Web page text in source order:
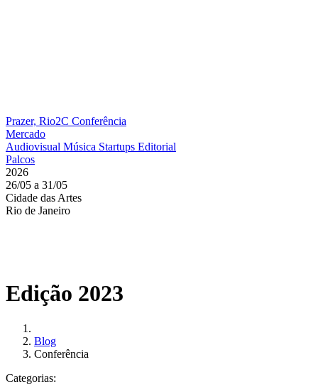
Prazer, Rio2C Conferência
Mercado
Audiovisual Música Startups Editorial
Palcos
2026
26/05 a 31/05
Cidade das Artes
Rio de Janeiro
Edição 2023
Blog
Conferência
Categorias: